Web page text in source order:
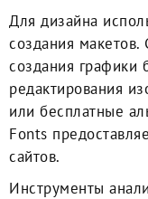
Для дизайна
создания макетов.
создания графики
редактирования
или бесплатные
Fonts
сайтов.
Инструменты